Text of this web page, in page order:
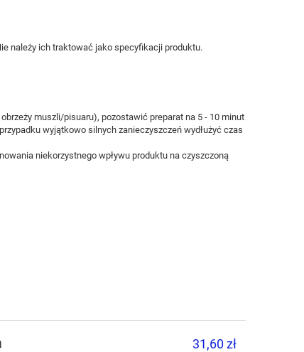
należy ich traktować jako specyfikacji produktu.
muszli/pisuaru), pozostawić preparat na 5 - 10 minut
wyjątkowo silnych zanieczyszczeń wydłużyć czas
niekorzystnego wpływu produktu na czyszczoną
31,60 zł